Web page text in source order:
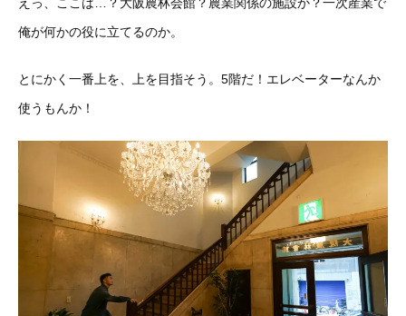
俺が何かの役に立てるのか。
とにかく一番上を、上を目指そう。5階だ！エレベーターなんか
使うもんか！